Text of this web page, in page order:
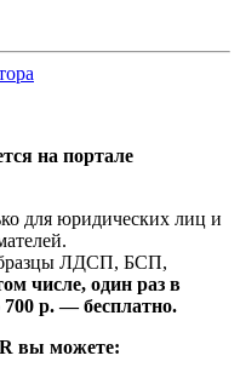
на портале
для юридических лиц и
ЛДСП, БСП,
числе, один раз в
р. — бесплатно.
вы можете: